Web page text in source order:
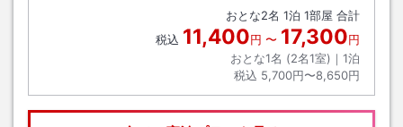
おとな2名 1泊 1部屋 合計
税込 11,400円 〜 17,300円
おとな1名 (2名1室)｜ 1泊
税込 5,700円〜8,650円